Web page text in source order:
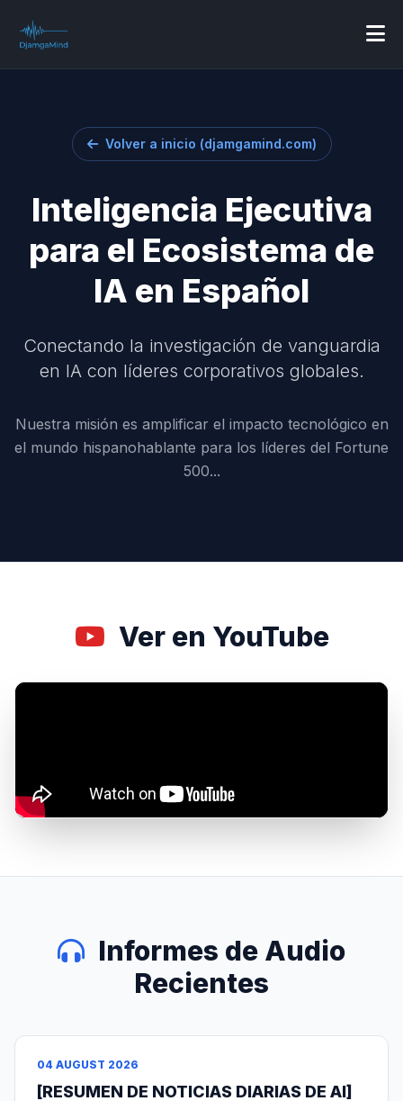
Volver a inicio (djamgamind.com)
Inteligencia Ejecutiva
para el Ecosistema de
IA en Español
Conectando la investigación de vanguardia
en IA con líderes corporativos globales.
Nuestra misión es amplificar el impacto tecnológico en
el mundo hispanohablante para los líderes del Fortune
500...
Ver en YouTube
Informes de Audio
Recientes
04 AUGUST 2026
[RESUMEN DE NOTICIAS DIARIAS DE AI]